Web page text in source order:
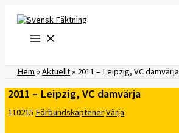
innehåll
Hem»Aktuellt»2011 – Leipzig, VC damvärja
2011 – Leipzig, VC damvärja
110215FörbundskaptenerVärja